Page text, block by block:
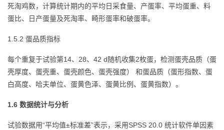
死淘鸡数，计算统计期内的平均日采食量、产蛋率、平均蛋重、料
蛋比、日产蛋量及死淘率、畸形蛋率和破蛋率。
1.5.2 蛋品质指标
每个重复于试验第14、28、42 d随机收集2枚蛋，检测蛋壳品质（蛋
壳厚度、蛋壳重、蛋壳颜色、蛋壳强度） 和蛋品质（蛋形指数、蛋
白高度、哈夫单位、蛋黄色泽、蛋黄比例、蛋黄指数）。
1.6 数据统计与分析
试验数据用“平均值±标准差”表示，采用SPSS 20.0 统计软件单因素